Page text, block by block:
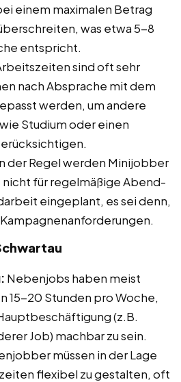
einem maximalen Betrag
was etwa 5-8
entspricht.
sind oft sehr
nach Absprache mit dem
werden, um andere
Studium oder einen
der Regel werden Minijobber
nicht für regelmäßige Abend-
eingeplant, es sei denn,
Nebenjobs haben meist
15-20 Stunden pro Woche,
(z.B.
Job) machbar zu sein.
müssen in der Lage
flexibel zu gestalten, oft